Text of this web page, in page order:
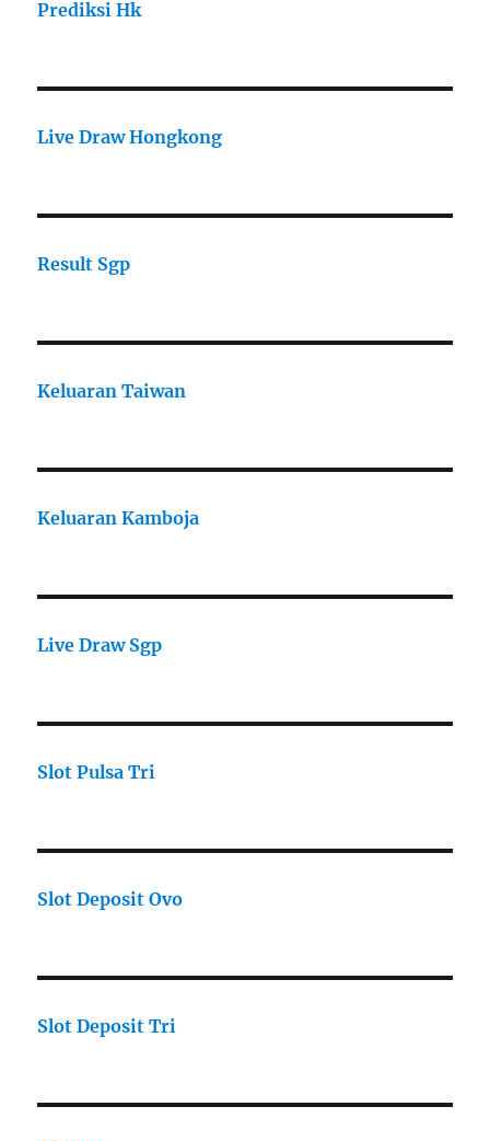
Prediksi Hk
Live Draw Hongkong
Result Sgp
Keluaran Taiwan
Keluaran Kamboja
Live Draw Sgp
Slot Pulsa Tri
Slot Deposit Ovo
Slot Deposit Tri